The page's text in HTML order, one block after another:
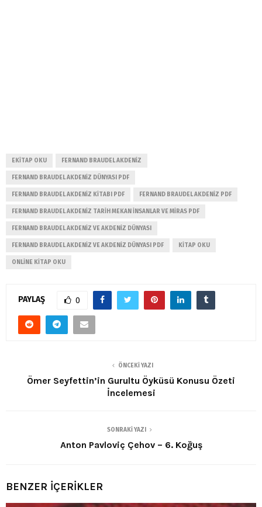
EKITAP OKU FERNAND BRAUDEL AKDENIZ
FERNAND BRAUDEL AKDENIZ DÜNYASI PDF
FERNAND BRAUDEL AKDENIZ KITABI PDF FERNAND BRAUDEL AKDENIZ PDF
FERNAND BRAUDEL AKDENIZ TARIH MEKAN INSANLAR VE MIRAS PDF
FERNAND BRAUDEL AKDENIZ VE AKDENIZ DÜNYASI
FERNAND BRAUDEL AKDENIZ VE AKDENIZ DÜNYASI PDF KITAP OKU
ONLINE KITAP OKU
PAYLAŞ 0
ÖNCEKI YAZI
Ömer Seyfettin’in Gurultu Öyküsü Konusu Özeti
İncelemesi
SONRAKI YAZI
Anton Pavloviç Çehov – 6. Koğuş
BENZER İÇERİKLER